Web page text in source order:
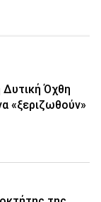
Δυτική Όχθη
«ξεριζωθούν»